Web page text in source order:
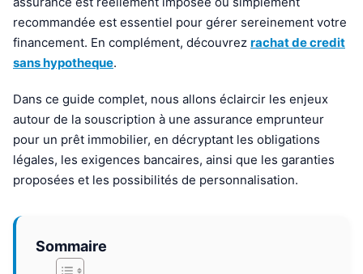
recommandée est essentiel pour gérer sereinement votre
financement. En complément, découvrez rachat de credit
sans hypotheque.
Dans ce guide complet, nous allons éclaircir les enjeux
autour de la souscription à une assurance emprunteur
pour un prêt immobilier, en décryptant les obligations
légales, les exigences bancaires, ainsi que les garanties
proposées et les possibilités de personnalisation.
Sommaire